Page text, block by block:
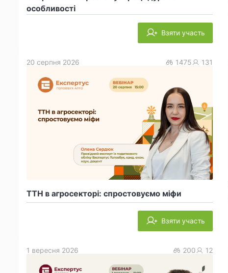
особливості
Взяти участь
ТТН в агросекторі: спростовуємо міфи
20 серпня 2026 1475 131
Взяти участь
1 вересня 2026 200 12